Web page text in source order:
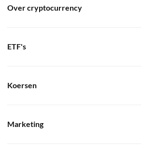
Over cryptocurrency
ETF's
Koersen
Marketing